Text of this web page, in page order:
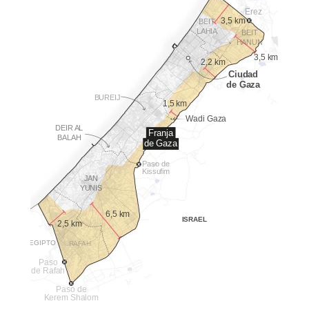
Erez
3,5 km
BEIT
LAHIA
BEIT
HANUN
3,5 km
2,2 km
Ciudad
de Gaza
BUREIJ
1,5 km
Wadi Gaza
DEIR AL
BALAH
Franja
de Gaza
Paso de
Kissufim
JAN
YUNIS
6,5 km
ISRAEL
2,5 km
EGIPTO RAFAH
Paso
de Rafah
Paso de
Kerem Shalom